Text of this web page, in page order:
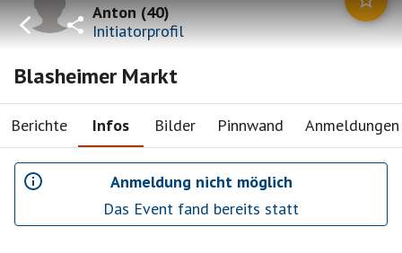
Anton(40)
Initiatorprofil
Blasheimer Markt
Berichte Infos Bilder Pinnwand Anmeldungen
Anmeldung nicht möglich
Das Event fand bereits statt